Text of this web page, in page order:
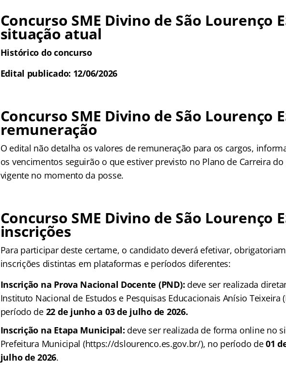
Concurso SME Divino de São Lourenço
situação atual
Histórico do concurso
Edital publicado: 12/06/2026
Concurso SME Divino de São Lourenço
remuneração
O edital não detalha os valores de remuneração para os cargos,
os vencimentos seguirão o que estiver previsto no Plano de Carreira
vigente no momento da posse.
Concurso SME Divino de São Lourenço
inscrições
Para participar deste certame, o candidato deverá efetivar,
inscrições distintas em plataformas e períodos diferentes:
Inscrição na Prova Nacional Docente (PND): deve ser realizada
Instituto Nacional de Estudos e Pesquisas Educacionais Anísio Teixeira
período de 22 de junho a 03 de julho de 2026.
Inscrição na Etapa Municipal: deve ser realizada de forma online no
Prefeitura Municipal (https://dslourenco.es.gov.br/), no período de01
julho de 2026.